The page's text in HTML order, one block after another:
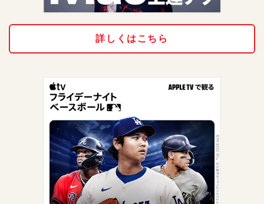
詳しくはこちら